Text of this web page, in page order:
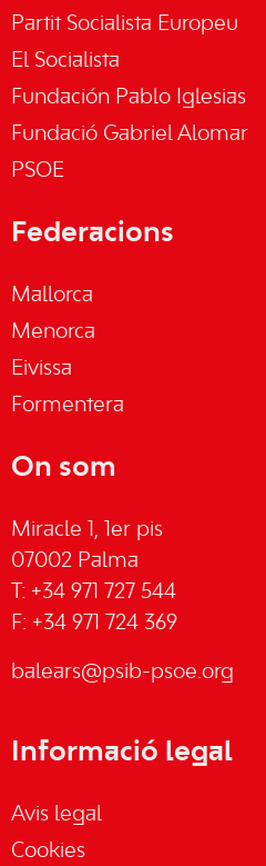
Partit Socialista Europeu
El Socialista
Fundación Pablo Iglesias
Fundació Gabriel Alomar
PSOE
Federacions
Mallorca
Menorca
Eivissa
Formentera
On som
Miracle 1, 1er pis
07002 Palma
T: +34 971 727 544
F: +34 971 724 369
balears@psib-psoe.org
Informació legal
Avis legal
Cookies